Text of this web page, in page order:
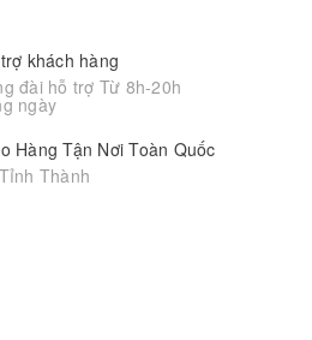
khách hàng
đài hỗ trợ Từ 8h-20h
ngày
Hàng Tận Nơi Toàn Quốc
Thành